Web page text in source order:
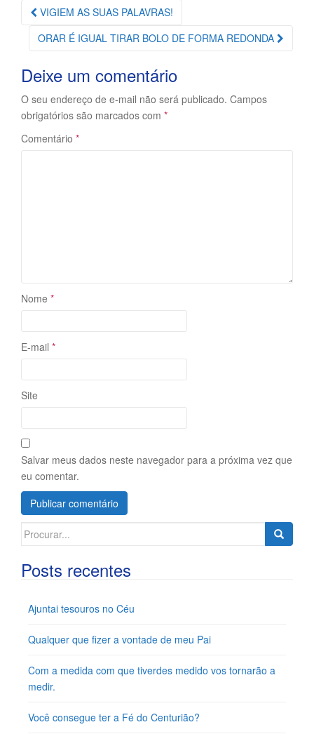
Navegação
da
Postagem
VIGIEM AS SUAS PALAVRAS!
ORAR É IGUAL TIRAR BOLO DE FORMA REDONDA
Deixe um comentário
O seu endereço de e-mail não será publicado. Campos
obrigatórios são marcados com *
Comentário *
Nome *
E-mail *
Site
Salvar meus dados neste navegador para a próxima vez que
eu comentar.
Search
Posts recentes
Ajuntai tesouros no Céu
Qualquer que fizer a vontade de meu Pai
Com a medida com que tiverdes medido vos tornarão a
medir.
Você consegue ter a Fé do Centurião?